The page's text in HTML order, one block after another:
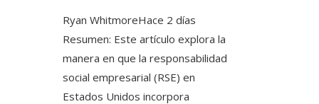
Ryan WhitmoreHace 2 días
Resumen: Este artículo explora la
manera en que la responsabilidad
social empresarial (RSE) en
Estados Unidos incorpora